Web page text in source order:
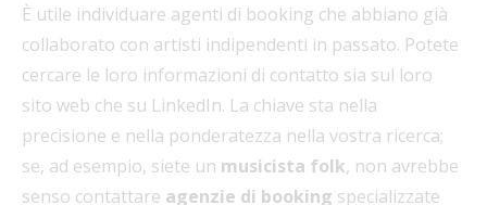
È utile individuare agenti di booking che abbiano già
collaborato con artisti indipendenti in passato. Potete
cercare le loro informazioni di contatto sia sul loro
sito web che su LinkedIn. La chiave sta nella
precisione e nella ponderatezza nella vostra ricerca;
se, ad esempio, siete un musicista folk, non avrebbe
senso contattare agenzie di booking specializzate